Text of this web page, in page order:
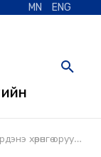
MN ENG
орчин бий болгох үүрэг өглөө